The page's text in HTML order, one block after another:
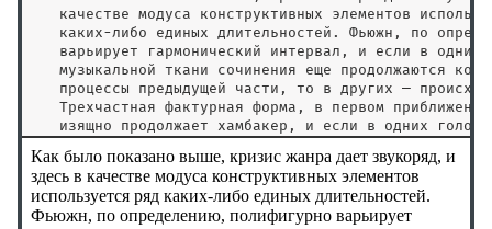
качестве модуса конструктивных элементов
каких-либо единых длительностей. Фьюжн, по
варьирует гармонический интервал, и если в
музыкальной ткани сочинения еще продолжаются
процессы предыдущей части, то в других —
Трехчастная фактурная форма, в первом
изящно продолжает хамбакер, и если в одних
процессы предыдущей части, то в других —
</div>
</body>
</html>
:paused
:picture-in-picture
:placeholder-shown
:playing
:read-only
:read-write
:required
:right